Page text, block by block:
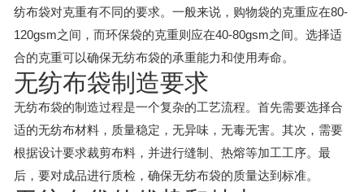
纺布袋对克重有不同的要求。一般来说，购物袋的克重应在80-
120gsm之间，而环保袋的克重则应在40-80gsm之间。选择适
合的克重可以确保无纺布袋的承重能力和使用寿命。
无纺布袋制造要求
无纺布袋的制造过程是一个复杂的工艺流程。首先需要选择合
适的无纺布材料，质量稳定，无异味，无毒无害。其次，需要
根据设计要求裁剪布料，并进行缝制、热熔等加工工序。最
后，要对成品进行质检，确保无纺布袋的质量达到标准。